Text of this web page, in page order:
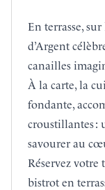
En terrasse,
d’Argent
canailles
À la carte, la
fondante,
croustillantes :
savourer au
Réservez votre
bistrot en